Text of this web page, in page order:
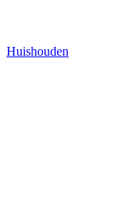
Huishouden